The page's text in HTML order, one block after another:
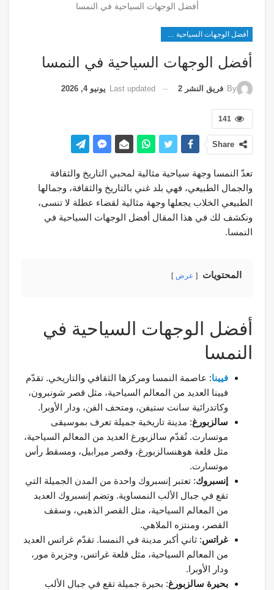
أفضل الوجهات السياحية في النمسا
أفضل الوجهات السياحية في شرق آسيا
أفضل الوجهات السياحية في النمسا
By فريق النشر 2 Last updated يونيو 4, 2026
141
Share
تعدّ النمسا وجهة سياحية مثالية لمحبي التاريخ والثقافة
والجمال الطبيعي، فهي بلد غني بالتاريخ والثقافة، وجمالها
الطبيعي الخلاب يجعلها وجهة مثالية لقضاء عطلة لا تنسى،
ونكشف لك في هذا المقال أفضل الوجهات السياحية في
النمسا.
المحتويات عرض
أفضل الوجهات السياحية في
النمسا
فيينا: عاصمة النمسا ومركزها الثقافي والتاريخي. تقدّم
فيينا العديد من المعالم السياحية، مثل قصر شونبرون،
وكاتدرائية سانت ستيفن، ومتحف الفن، ودار الأوبرا.
سالزبورغ: مدينة تاريخية جميلة تعرف بموسيقى
موتسارت. تُقدّم سالزبورغ العديد من المعالم السياحية،
مثل قلعة هوهنسالزبورغ، وقصر ميرابيل، ومسقط رأس
موتسارت.
إنسبروك: تعتبر إنسبروك واحدة من المدن الجميلة التي
تقع في جبال الألب النمساوية. وتضم إنسبروك العديد
من المعالم السياحية، مثل القصر الذهبي، وسقف
القصر، ومنتزه الملاهي.
غراتس: ثاني أكبر مدينة في النمسا. تقدّم غراتس العديد
من المعالم السياحية، مثل قلعة غراتس، وجزيرة مور،
ودار الأوبرا.
بحيرة سالزبورغ: بحيرة جميلة تقع في جبال الألب